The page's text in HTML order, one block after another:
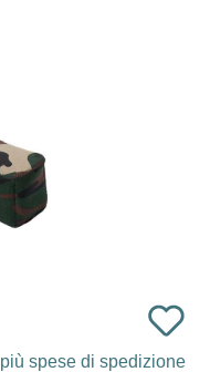
più spese di spedizione